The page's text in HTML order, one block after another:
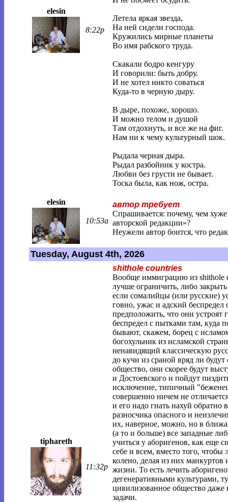
elesin
8:22p
Летела яркая звезда,
На ней сидели господа.
Кружились мирные планеты
Во имя рабского труда.
Скакали бодро кенгуру
И говорили: быть добру.
И не хотел никто соваться
Куда-то в черную дыру.
В дыре, похоже, хорошо.
И можно телом и душой
Там отдохнуть, и все же на фиг.
Нам ни к чему культурный шок.
Рыдала черная дыра.
Рыдал разбойник у костра.
Любви без грусти не бывает.
Тоска была, как нож, остра.
elesin
10:53a
автор требует
Спрашивается: почему, чем хуже
авторской редакции»?
Неужели автор боится, что
Tuesday, August 4th, 2026
tiphareth
11:32p
shithole countries
Вообще иммиграцию из shithole
лучше ограничить, либо
если сомалийцы (или русские)
говно, ужас и адский
предположить, что они устроят
беспредел с пытками там, куда
бывают, скажем, борец с
богохульник из исламской
ненавидящий классическую
до кучи из сраной вряд ли
общество, они скорее будут
и Достоевского и пойдут
исключение, типичный
совершенно ничем не
и его надо гнать нахуй обратно
разносчика опасного и
их, наверное, можно, но в
(а то и больше) все западные
учиться у аборигенов, как еще
себе и всем, вместо того, чтобы
колено, делая из них манкуртов
жизни. То есть лечить
дегенеративными культурами,
цивилизованное общество даже
задачи.